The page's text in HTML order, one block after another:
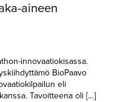
aineen
innovaatiokisassa.
BioPaavo
eli
Tavoitteena oli […]